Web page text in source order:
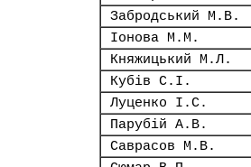
Забродський М.В.
Іонова М.М.
Княжицький М.Л.
Кубів С.І.
Луценко І.С.
Парубій А.В.
Саврасов М.В.